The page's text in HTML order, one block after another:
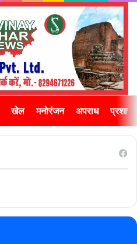
खेल मनोरंजन अपराध